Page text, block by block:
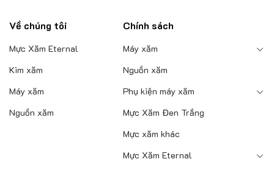
Về chúng tôi
Mực Xăm Eternal
Kim xăm
Máy xăm
Nguồn xăm
Chính sách
Máy xăm
Nguồn xăm
Phụ kiện máy xăm
Mực Xăm Đen Trắng
Mực xăm khác
Mực Xăm Eternal